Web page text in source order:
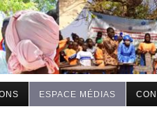
ESPACE MÉDIAS